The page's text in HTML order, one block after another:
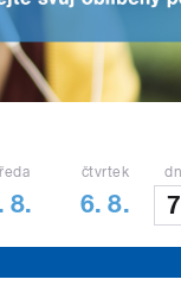
8.
čtvrtek
6. 8.